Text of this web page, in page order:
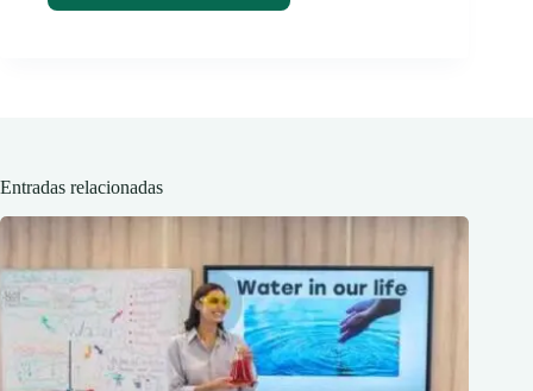
Entradas relacionadas